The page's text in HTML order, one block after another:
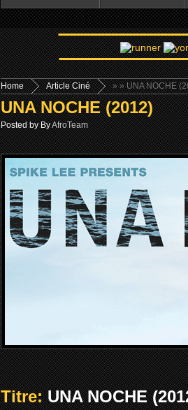
Home »
Article Ciné » UNA NOCHE
UNA NOCHE (2012)
Posted by ByAfroTeam
Titre:UNA NOCHE